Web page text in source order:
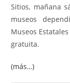
Sitios, mañana
museos
Museos
gratuita.
(más…)